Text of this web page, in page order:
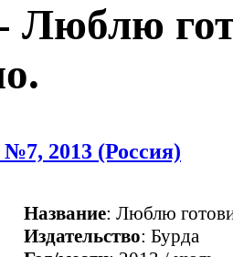
Люблю
2013 (Россия)
Название: Люблю
Издательство: Бурда